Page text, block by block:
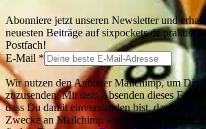
Abonniere jetzt unseren Newsletter und
neuesten Beiträge auf sixpockets.de
Postfach!
E-Mail *
Wir nutzen den Anbieter Mailchimp, um Dir
zuzusenden. Mit dem Absenden dieses
dass Du damit einverstanden bist, dass wir
Zwecke an Mailchimp weitergeben. Nähere